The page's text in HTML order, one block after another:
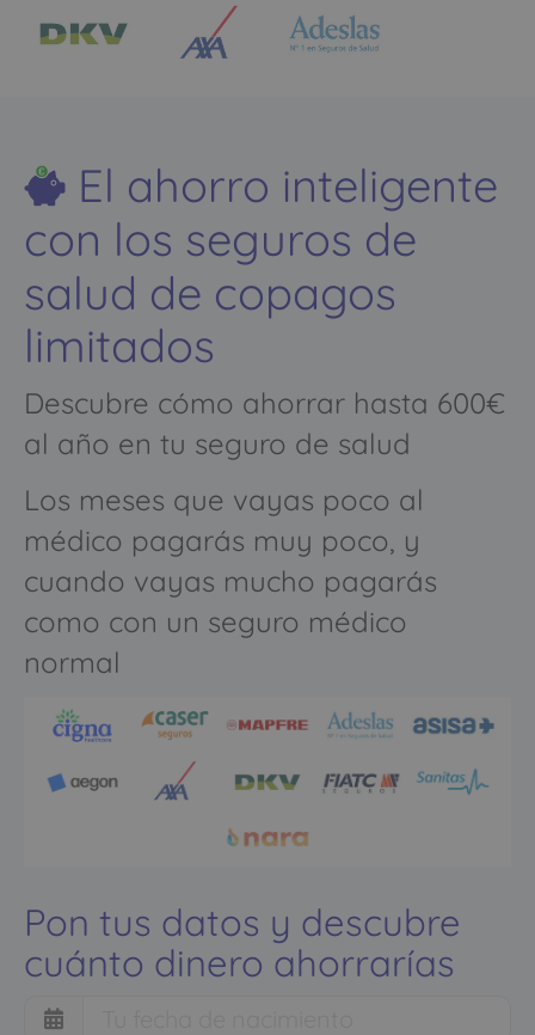
El ahorro inteligente
con los seguros de
salud de copagos
limitados
Descubre cómo ahorrar hasta 600€
al año en tu seguro de salud
Los meses que vayas poco al
médico pagarás muy poco, y
cuando vayas mucho pagarás
como con un seguro médico
normal
Pon tus datos y descubre
cuánto dinero ahorrarías